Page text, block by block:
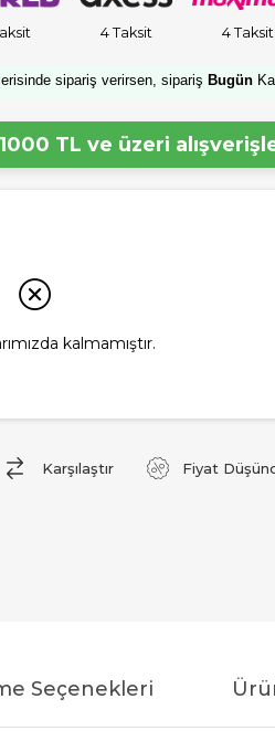
4 Taksit 4 Taksit
sipariş verirsen, sipariş Bugün
1000 TL ve üzeri
kalmamıştır.
Karşılaştır Fiyat
Seçenekleri